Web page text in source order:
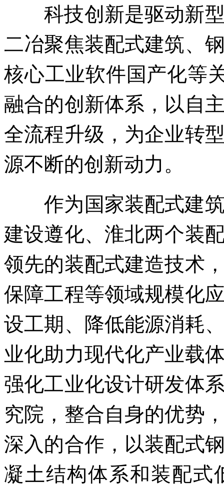
科技创新是驱动新型
二冶聚焦装配式建筑、
核心工业软件国产化等
融合的创新体系，以自
全流程升级，为企业转
源不断的创新动力。
作为国家装配式建筑
建设遵化、淮北两个装
领先的装配式建造技术
保障工程等领域规模化
设工期、降低能源消耗
业化助力现代化产业载
强化工业化设计研发体
究院，整合自身的优势
深入的合作，以装配式
凝土结构体系和装配